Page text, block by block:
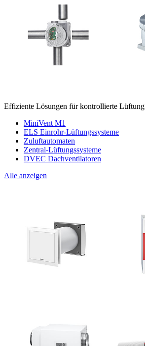
Effiziente Lösungen für kontrollierte Lüftung
MiniVent M1
ELS Einrohr-Lüftungssysteme
Zuluftautomaten
Zentral-Lüftungssysteme
DVEC Dachventilatoren
Alle anzeigen